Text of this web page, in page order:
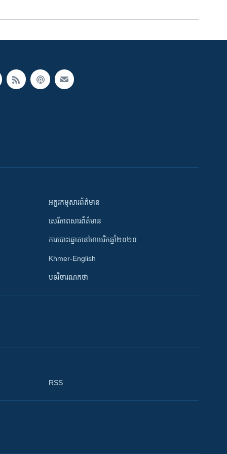
អក្ខរកម្មសារព័ត៌មាន
សេរីភាពសារព័ត៌មាន
ការបោះឆ្នោតនៅអាមេរិកឆ្នាំ២០២០
Khmer-English
បទវិចារណកថា
RSS